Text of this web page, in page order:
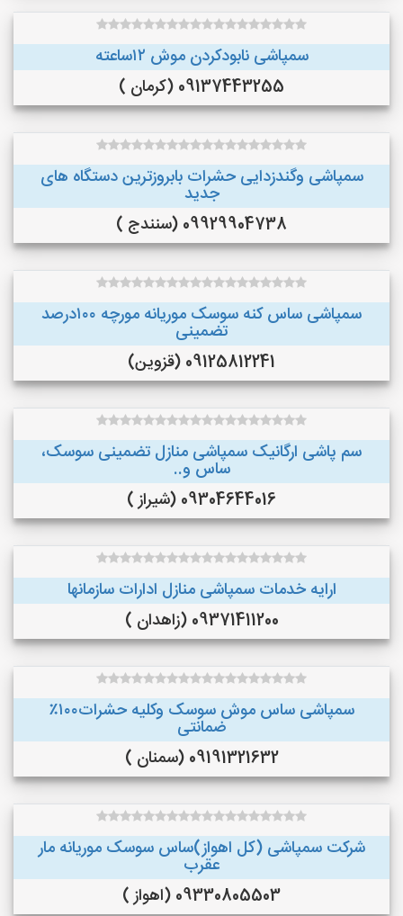
سمپاشی نابودکردن موش ۱۲ساعته
09137443255 (کرمان )
سمپاشی وگندزدایی حشرات بابروزترین دستگاه های
جدید
09929904738 (سنندج )
سمپاشی ساس کنه سوسک موریانه مورچه ۱۰۰درصد
تضمینی
09125812241 (قزوین)
سم پاشی ارگانیک سمپاشی منازل تضمینی سوسک،
ساس و..
09304644016 (شیراز )
ارایه خدمات سمپاشی منازل ادارات سازمانها
09371411200 (زاهدان )
سمپاشی ساس موش سوسک وکلیه حشرات۱۰۰٪
ضمانتی
09191321632 (سمنان )
شرکت سمپاشی (کل اهواز)ساس سوسک موریانه مار
عقرب
09330805503 (اهواز )